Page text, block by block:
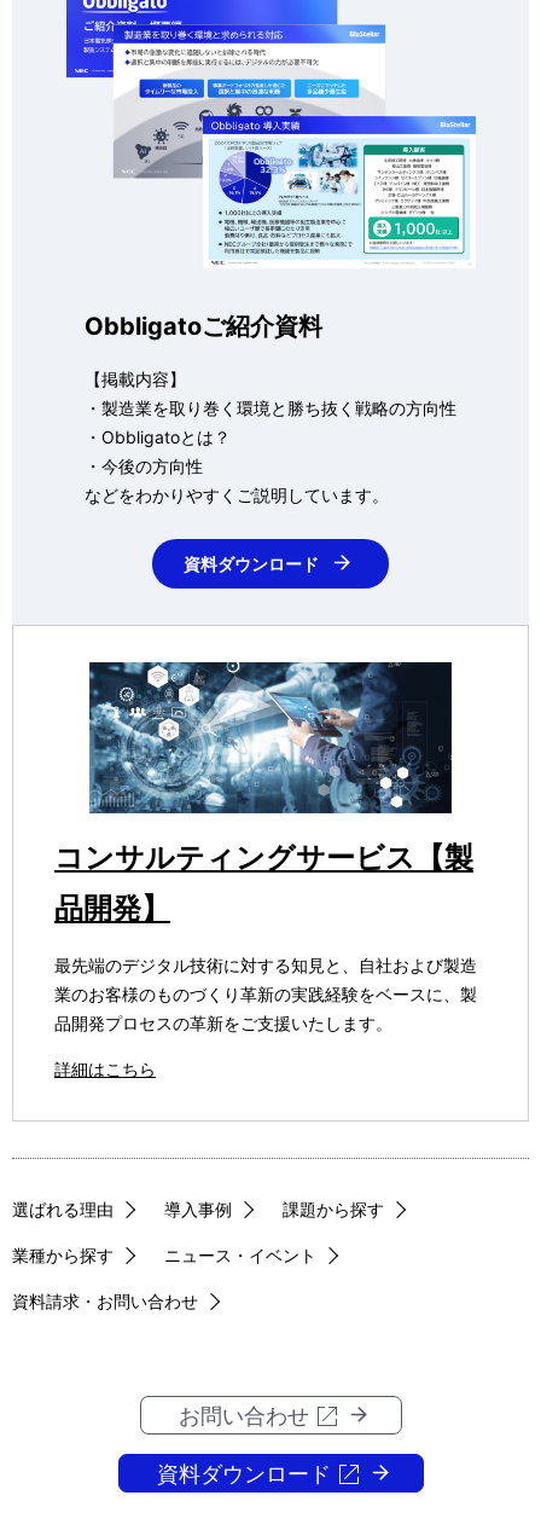
Obbligatoご紹介資料
【掲載内容】
・製造業を取り巻く環境と勝ち抜く戦略の方向性
・Obbligatoとは？
・今後の方向性
などをわかりやすくご説明しています。
資料ダウンロード
コンサルティングサービス【製
品開発】
最先端のデジタル技術に対する知見と、自社および製造
業のお客様のものづくり革新の実践経験をベースに、製
品開発プロセスの革新をご支援いたします。
詳細はこちら
選ばれる理由 導入事例 課題から探す
業種から探す ニュース・イベント
資料請求・お問い合わせ
お問い合わせ
資料ダウンロード